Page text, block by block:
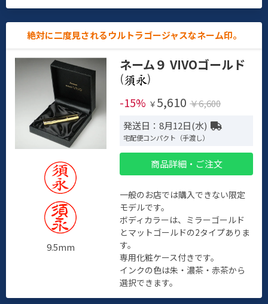
絶対に二度見されるウルトラゴージャスなネーム印。
9.5mm
ネーム９ VIVOゴールド
(
)
-15% ￥ 5,610 ￥6,600
発送日：8月12日(水)
宅配便コンパクト（手渡し）
商品詳細・ご注文
一般のお店では購入できない限定
モデルです。
ボディカラーは、ミラーゴールド
とマットゴールドの2タイプありま
す。
専用化粧ケース付きです。
インクの色は朱・濃茶・赤茶から
選択できます。